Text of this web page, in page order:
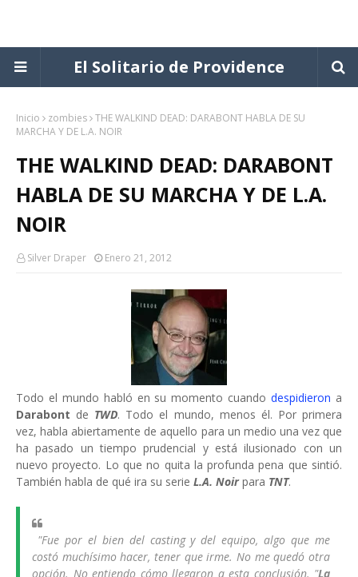
El Solitario de Providence
Inicio zombies THE WALKIND DEAD: DARABONT HABLA DE SU
MARCHA Y DE L.A. NOIR
THE WALKIND DEAD: DARABONT
HABLA DE SU MARCHA Y DE L.A.
NOIR
Silver Draper Enero 21, 2012
Todo el mundo habló en su momento cuandodespidieron a
Darabont de TWD. Todo el mundo, menos él. Por primera
vez, habla abiertamente de aquello para un medio una vez que
ha pasado un tiempo prudencial y está ilusionado con un
nuevo proyecto. Lo que no quita la profunda pena que sintió.
También habla de qué ira su serie L.A. Noirpara TNT.
"Fue por el bien del casting y del equipo, algo que me
costó muchísimo hacer, tener que irme. No me quedó otra
opción. No entiendo cómo llegaron a esta conclusión. "La